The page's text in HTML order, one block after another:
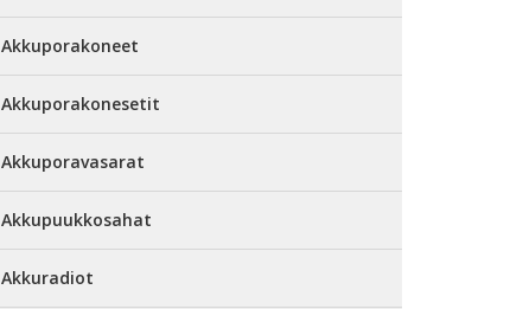
Akkuporakoneet
Akkuporakonesetit
Akkuporavasarat
Akkupuukkosahat
Akkuradiot